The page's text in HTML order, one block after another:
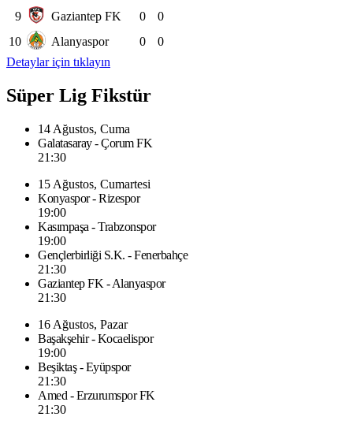
9
Gaziantep FK 0
0
10
Alanyaspor 0
0
Detaylar için tıklayın
Süper Lig Fikstür
14 Ağustos, Cuma
Galatasaray - Çorum FK
21:30
15 Ağustos, Cumartesi
Konyaspor - Rizespor
19:00
Kasımpaşa - Trabzonspor
19:00
Gençlerbirliği S.K. - Fenerbahçe
21:30
Gaziantep FK - Alanyaspor
21:30
16 Ağustos, Pazar
Başakşehir - Kocaelispor
19:00
Beşiktaş - Eyüpspor
21:30
Amed - Erzurumspor FK
21:30